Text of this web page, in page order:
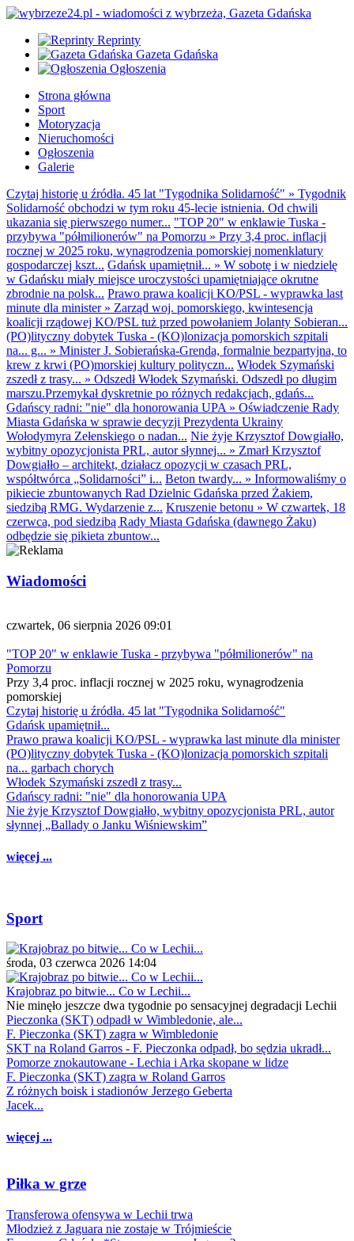
Reprinty
Gazeta Gdańska
Ogłoszenia
Strona główna
Sport
Motoryzacja
Nieruchomości
Ogłoszenia
Galerie
Czytaj historię u źródła. 45 lat "Tygodnika Solidarność" » Tygodnik
Solidarność obchodzi w tym roku 45-lecie istnienia. Od chwili
ukazania się pierwszego numer... "TOP 20" w enklawie Tuska -
przybywa "półmilionerów" na Pomorzu » Przy 3,4 proc. inflacji
rocznej w 2025 roku, wynagrodzenia pomorskiej nomenklatury
gospodarczej kszt... Gdańsk upamiętnił... » W sobotę i w niedzielę
w Gdańsku miały miejsce uroczystości upamiętniające okrutne
zbrodnie na polsk... Prawo prawa koalicji KO/PSL - wyprawka last
minute dla minister» Zarząd woj. pomorskiego, kwintesencja
koalicji rządowej KO/PSL tuż przed powołaniem Jolanty Sobieran...
(PO)lityczny dobytek Tuska - (KO)lonizacja pomorskich szpitali
na... g... » Minister J. Sobierańska-Grenda, formalnie bezpartyjna, to
krew z krwi (PO)morskiej kultury polityczn... Włodek Szymański
zszedł z trasy... » Odszedł Włodek Szymański. Odszedł po długim
marszu.Przemykał dyskretnie po różnych redakcjach, gdańs...
Gdańscy radni: "nie" dla honorowania UPA » Oświadczenie Rady
Miasta Gdańska w sprawie decyzji Prezydenta Ukrainy
Wołodymyra Zełenskiego o nadan... Nie żyje Krzysztof Dowgiałło,
wybitny opozycjonista PRL, autor słynnej... » Zmarł Krzysztof
Dowgiałło – architekt, działacz opozycji w czasach PRL,
współtwórca „Solidarności” i... Beton twardy... » Informowaliśmy o
pikiecie zbuntowanych Rad Dzielnic Gdańska przed Żakiem,
siedzibą RMG. Wydarzenie z... Kruszenie betonu » W czwartek, 18
czerwca, pod siedzibą Rady Miasta Gdańska (dawnego Żaku)
odbędzie się pikieta zbuntow...
Wiadomości
czwartek, 06 sierpnia 2026 09:01
"TOP 20" w enklawie Tuska - przybywa "półmilionerów" na
Pomorzu
Przy 3,4 proc. inflacji rocznej w 2025 roku, wynagrodzenia
pomorskiej
Czytaj historię u źródła. 45 lat "Tygodnika Solidarność"
Gdańsk upamiętnił...
Prawo prawa koalicji KO/PSL - wyprawka last minute dla minister
(PO)lityczny dobytek Tuska - (KO)lonizacja pomorskich szpitali
na... garbach chorych
Włodek Szymański zszedł z trasy...
Gdańscy radni: "nie" dla honorowania UPA
Nie żyje Krzysztof Dowgiałło, wybitny opozycjonista PRL, autor
słynnej „Ballady o Janku Wiśniewskim”
więcej ...
Sport
środa, 03 czerwca 2026 14:04
Krajobraz po bitwie... Co w Lechii...
Nie minęło jeszcze dwa tygodnie po sensacyjnej degradacji Lechii
Pieczonka (SKT) odpadł w Wimbledonie, ale...
F. Pieczonka (SKT) zagra w Wimbledonie
SKT na Roland Garros - F. Pieczonka odpadł, bo sędzia ukradł...
Pomorze znokautowane - Lechia i Arka skopane w lidze
F. Pieczonka (SKT) zagra w Roland Garros
Z różnych boisk i stadionów Jerzego Geberta
Jacek...
więcej ...
Piłka w grze
Transferowa ofensywa w Lechii trwa
Młodzież z Jaguara nie zostaje w Trójmieście